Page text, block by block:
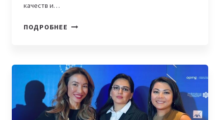
качеств и…
ПОДРОБНЕЕ IT
АЗИИ:
WONDER
WOMEN